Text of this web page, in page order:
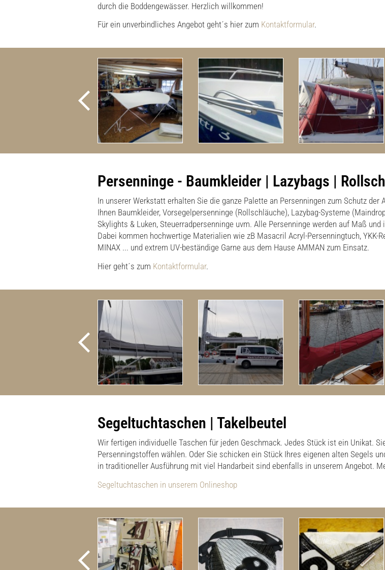
durch die Boddengewässer. Herzlich willkommen!
Für ein unverbindliches Angebot geht´s hier zum Kontaktformular.
Persenninge - Baumkleider | Lazybags |
In unserer Werkstatt erhalten Sie die ganze Palette an Persenningen zum Schutz
Ihnen Baumkleider, Vorsegelpersenninge (Rollschläuche), Lazybag-Systeme
Skylights & Luken, Steuerradpersenninge uvm. Alle Persenninge werden auf Maß
Dabei kommen hochwertige Materialien wie zB Masacril Acryl-Persenningtuch, YKK-
MINAX ... und extrem UV-beständige Garne aus dem Hause AMMAN zum Einsatz.
Hier geht´s zum Kontaktformular.
Segeltuchtaschen | Takelbeutel
Wir fertigen individuelle Taschen für jeden Geschmack. Jedes Stück ist ein Unikat.
Persenningstoffen wählen. Oder Sie schicken ein Stück Ihres eigenen alten Segels
in traditioneller Ausführung mit viel Handarbeit sind ebenfalls in unserem Angebot.
Segeltuchtaschen in unserem Onlineshop